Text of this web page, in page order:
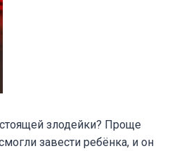
злодейки? Проще
завести ребёнка, и он